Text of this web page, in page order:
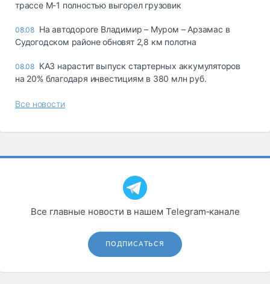
трассе М-1 полностью выгорел грузовик
08.08 На автодороге Владимир – Муром – Арзамас в
Судогодском районе обновят 2,8 км полотна
08.08 КАЗ нарастит выпуск стартерных аккумуляторов
на 20% благодаря инвестициям в 380 млн руб.
Все новости
Все главные новости в нашем Telegram‑канале
ПОДПИСАТЬСЯ